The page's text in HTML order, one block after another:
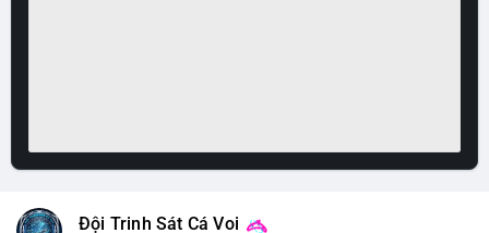
Đội Trinh Sát Cá Voi